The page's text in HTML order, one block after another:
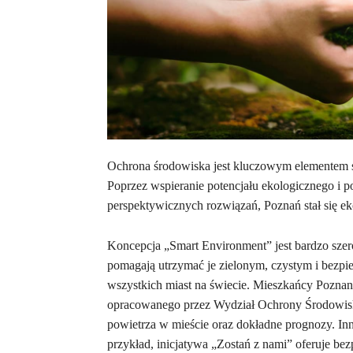
Ochrona środowiska jest kluczowym
Poprzez wspieranie potencjału ekologicznego i
perspektywicznych rozwiązań, Poznań stał się
Koncepcja „Smart Environment” jest bardzo
pomagają utrzymać je zielonym, czystym i
wszystkich miast na świecie. Mieszkańcy
opracowanego przez Wydział Ochrony
powietrza w mieście oraz dokładne prognozy.
przykład, inicjatywa „Zostań z nami” oferuje